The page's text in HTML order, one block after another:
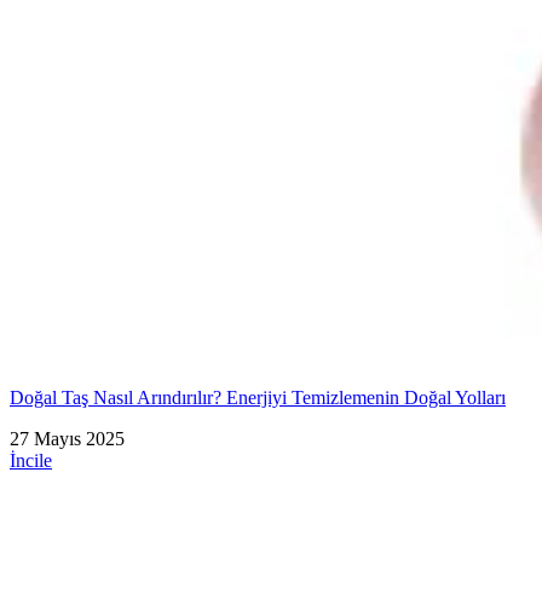
Doğal Taş Nasıl Arındırılır? Enerjiyi Temizlemenin Doğal Yolları
27 Mayıs 2025
İncile